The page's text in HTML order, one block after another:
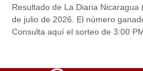
Resultado de La Diaria
de julio de 2026. El número
Consulta aquí el sorteo de 3:00